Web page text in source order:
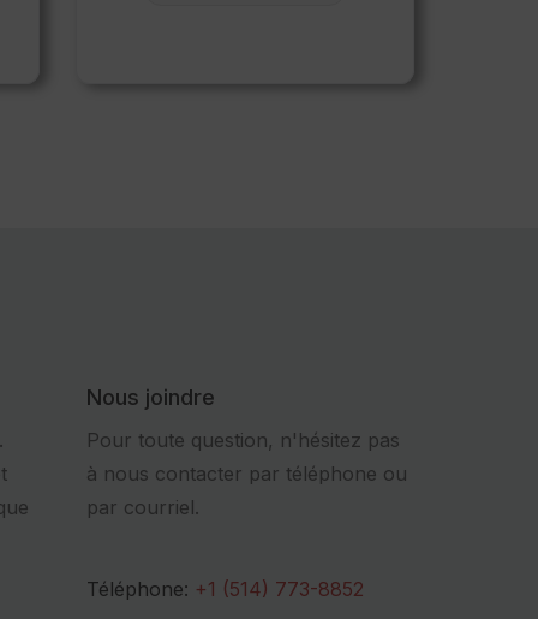
Nous joindre
Pour toute question, n'hésitez pas
à nous contacter par téléphone ou
par courriel.
Téléphone: +1 (514) 773-8852